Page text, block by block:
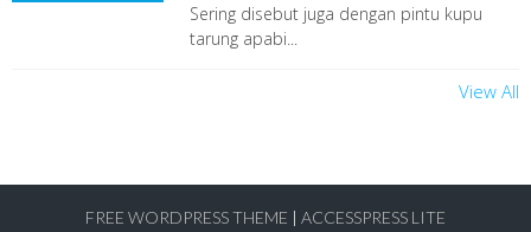
Sering disebut juga dengan pintu kupu
tarung apabi...
View All
FREE WORDPRESS THEME | ACCESSPRESS LITE